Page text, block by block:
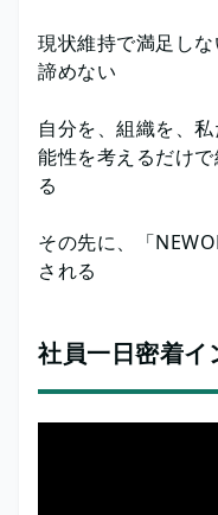
現状維持で満足し
諦めない
自分を、組織を、
能性を考えるだけ
る
その先に、「
される
社員一日密着イ